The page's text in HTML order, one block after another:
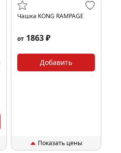
Чашка KONG RAMPAGE
от 1863 ₽
Добавить
Показать цены